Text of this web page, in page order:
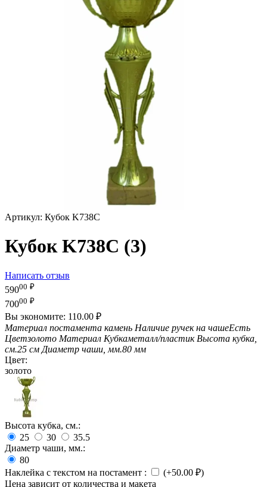
Артикул: Кубок K738C
Кубок K738C (3)
Написать отзыв
59000 ₽
70000 ₽
Вы экономите: 110.00 ₽
Материал постамента камень Наличие ручек на чашеЕсть
Цветзолото Материал Кубкаметалл/пластик Высота кубка,
см.25 см Диаметр чаши, мм.80 мм
Цвет:
золото
Высота кубка, см.:
25
30
35.5
Диаметр чаши, мм.:
80
Наклейка с текстом на постамент : (+50.00 ₽)
Цена зависит от количества и макета